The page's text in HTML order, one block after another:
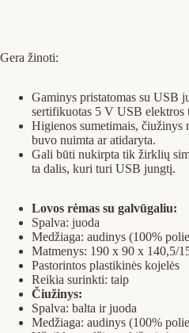
Gera žinoti:
Gaminys pristatomas su USB
sertifikuotas 5 V USB elektros
Higienos sumetimais, čiužinys
buvo nuimta ar atidaryta.
Gali būti nukirpta tik žirklių
ta dalis, kuri turi USB jungtį.
Lovos rėmas su galvūgaliu:
Spalva: juoda
Medžiaga: audinys (100%
Matmenys: 190 x 90 x 140,5/
Pastorintos plastikinės kojelės
Reikia surinkti: taip
Čiužinys:
Spalva: balta ir juoda
Medžiaga: audinys (100%